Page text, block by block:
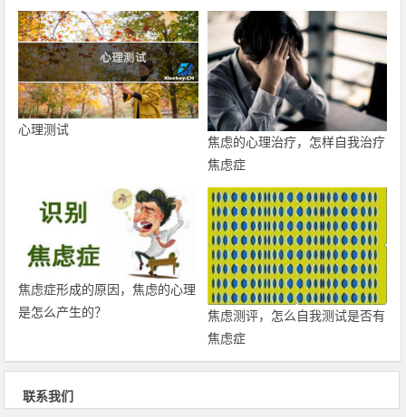
心理测试
焦虑的心理治疗，怎样自我治疗
焦虑症
焦虑症形成的原因，焦虑的心理
是怎么产生的？
焦虑测评，怎么自我测试是否有
焦虑症
联系我们